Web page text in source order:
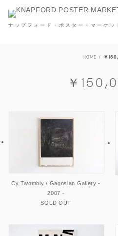
ナップフォード・ポスター・マーケッ
HOME ￥
￥
Cy Twombly / Gagosian Gallery -
2007 -
SOLD OUT